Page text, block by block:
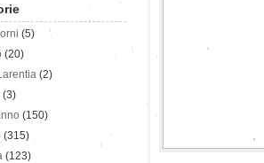
(5)
(20)
(2)
(3)
(150)
(315)
(123)